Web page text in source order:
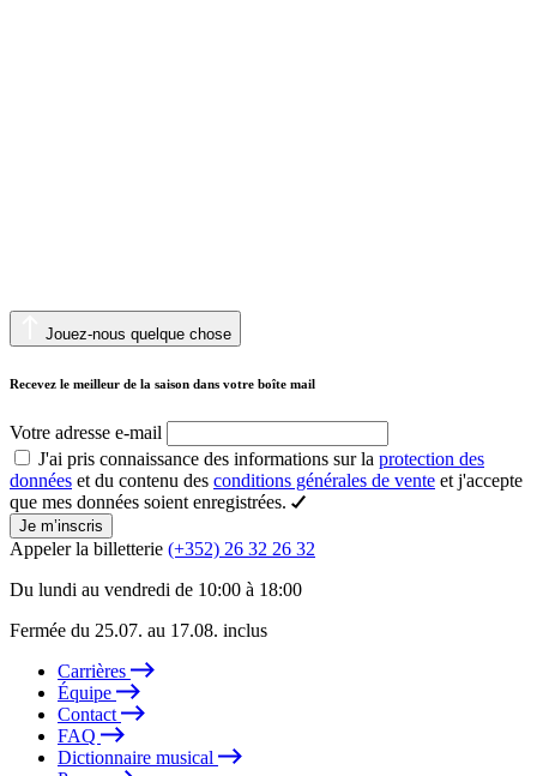
Jouez-nous quelque chose
Recevez le meilleur de la saison dans votre boîte mail
Votre adresse e-mail
J'ai pris connaissance des informations sur la protection des
données et du contenu des conditions générales de vente et j'accepte
que mes données soient enregistrées.
Je m’inscris
Appeler la billetterie (+352) 26 32 26 32
Du lundi au vendredi de 10:00 à 18:00
Fermée du 25.07. au 17.08. inclus
Carrières
Équipe
Contact
FAQ
Dictionnaire musical